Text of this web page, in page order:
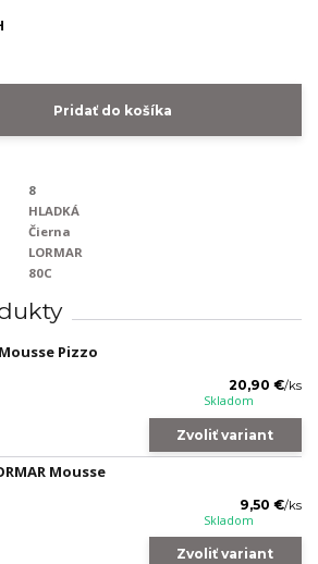
Pridať do košíka
8
HLADKÁ
Čierna
LORMAR
80C
Pizzo
20,90 €/ks
Skladom
Zvoliť variant
Mousse
9,50 €/ks
Skladom
Zvoliť variant